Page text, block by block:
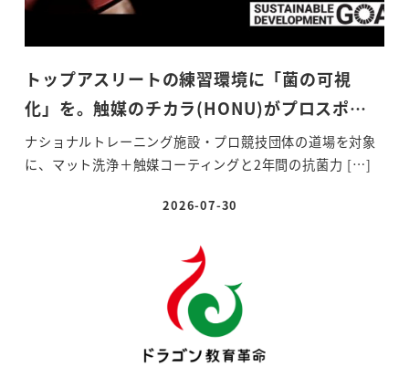
トップアスリートの練習環境に「菌の可視
化」を。触媒のチカラ(HONU)がプロスポ…
ナショナルトレーニング施設・プロ競技団体の道場を対象
に、マット洗浄＋触媒コーティングと2年間の抗菌力 […]
投稿日
2026-07-30